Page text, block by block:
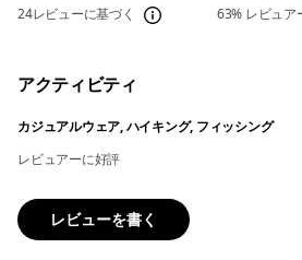
24レビューに基づく 63% レビュア
アクティビティ
カジュアルウェア, ハイキング, フィッシング
レビュアーに好評
レビューを書く